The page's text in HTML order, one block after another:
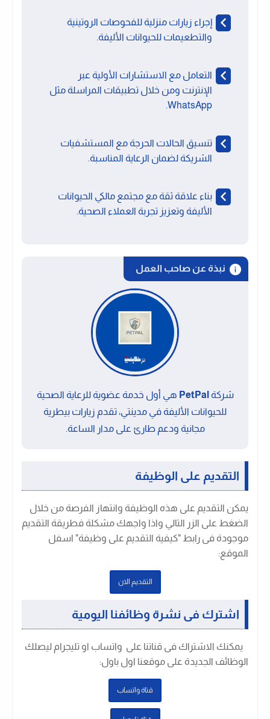
إجراء زيارات منزلية للفحوصات الروتينية
والتطعيمات للحيوانات الأليفة.
التعامل مع الاستشارات الأولية عبر
الإنترنت ومن خلال تطبيقات المراسلة مثل
WhatsApp.
تنسيق الحالات الحرجة مع المستشفيات
الشريكة لضمان الرعاية المناسبة.
بناء علاقة ثقة مع مجتمع مالكي الحيوانات
الأليفة وتعزيز تجربة العملاء الصحية.
نبذة عن صاحب العمل
شركة PetPal هي أول خدمة عضوية للرعاية الصحية
للحيوانات الأليفة في مدينتي، تقدم زيارات بيطرية
مجانية ودعم طارئ على مدار الساعة.
التقديم على الوظيفة
يمكن التقديم على هذه الوظيفة وانتهاز الفرصة من خلال
الضغط على الزر التالي واذا واجهك مشكلة فطريقة التقديم
موجودة فى رابط "كيفية التقديم على وظيفة" اسفل
الموقع:
التقديم الان
اشترك فى نشرة وظائفنا اليومية
يمكنك الاشتراك فى قناتنا على واتساب او تليجرام ليصلك
الوظائف الجديدة على موقعنا اول باول:
قتاة واتساب